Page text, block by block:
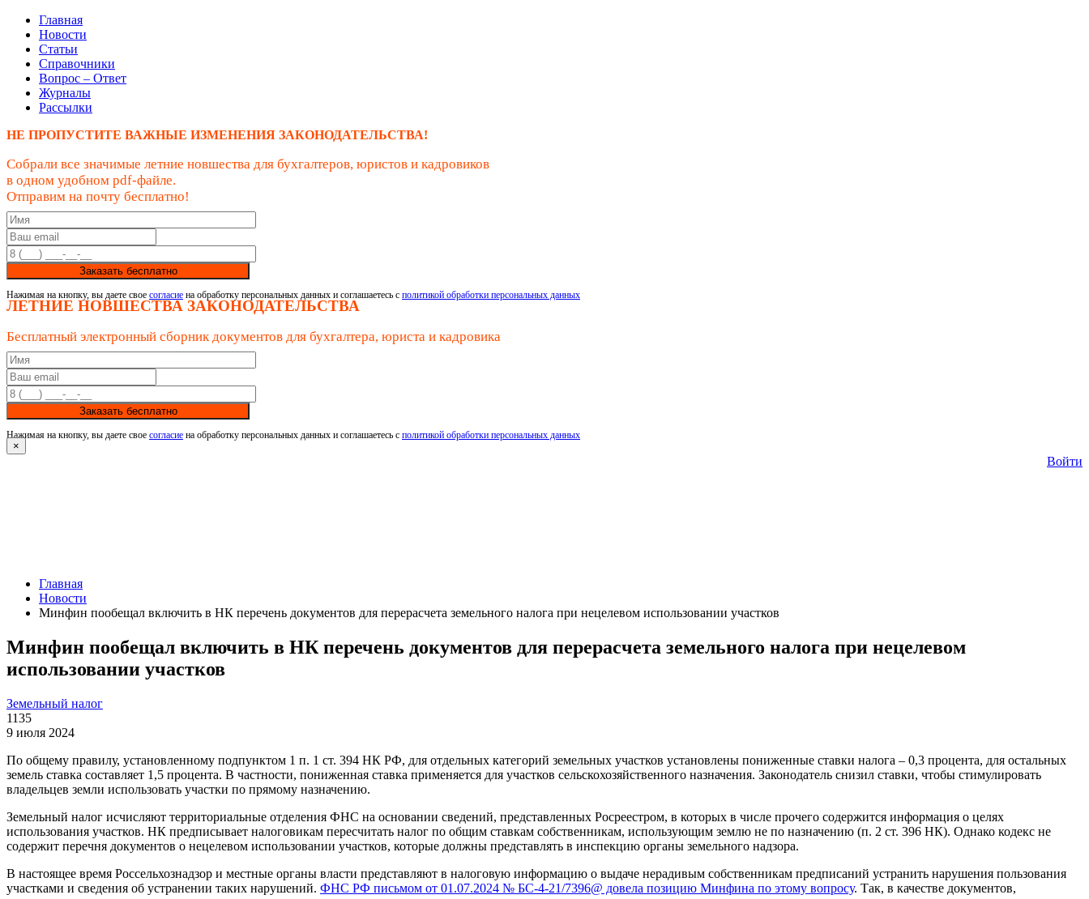
Главная
Новости
Статьи
Справочники
Вопрос – Ответ
Журналы
Рассылки
НЕ ПРОПУСТИТЕ ВАЖНЫЕ ИЗМЕНЕНИЯ ЗАКОНОДАТЕЛЬСТВА!
Собрали все значимые летние новшества для бухгалтеров, юристов и кадровиков
в одном удобном pdf-файле.
Отправим на почту бесплатно!
Заказать бесплатно
Нажимая на кнопку, вы даете свое согласие на обработку персональных данных и соглашаетесь с политикой обработки персональных данных
ЛЕТНИЕ НОВШЕСТВА ЗАКОНОДАТЕЛЬСТВА
Бесплатный электронный сборник документов для бухгалтера, юриста и кадровика
Заказать бесплатно
Нажимая на кнопку, вы даете свое согласие на обработку персональных данных и соглашаетесь с политикой обработки персональных данных
×
Войти
Главная
Новости
Минфин пообещал включить в НК перечень документов для перерасчета земельного налога при нецелевом использовании участков
Минфин пообещал включить в НК перечень документов для перерасчета земельного налога при нецелевом
использовании участков
Земельный налог
1135
9 июля 2024
По общему правилу, установленному подпунктом 1 п. 1 ст. 394 НК РФ, для отдельных категорий земельных участков установлены пониженные ставки налога – 0,3 процента, для остальных
земель ставка составляет 1,5 процента. В частности, пониженная ставка применяется для участков сельскохозяйственного назначения. Законодатель снизил ставки, чтобы стимулировать
владельцев земли использовать участки по прямому назначению.
Земельный налог исчисляют территориальные отделения ФНС на основании сведений, представленных Росреестром, в которых в числе прочего содержится информация о целях
использования участков. НК предписывает налоговикам пересчитать налог по общим ставкам собственникам, использующим землю не по назначению (п. 2 ст. 396 НК). Однако кодекс не
содержит перечня документов о нецелевом использовании участков, которые должны представлять в инспекцию органы земельного надзора.
В настоящее время Россельхознадзор и местные органы власти представляют в налоговую информацию о выдаче нерадивым собственникам предписаний устранить нарушения пользования
участками и сведения об устранении таких нарушений. ФНС РФ письмом от 01.07.2024 № БС-4-21/7396@ довела позицию Минфина по этому вопросу. Так, в качестве документов,